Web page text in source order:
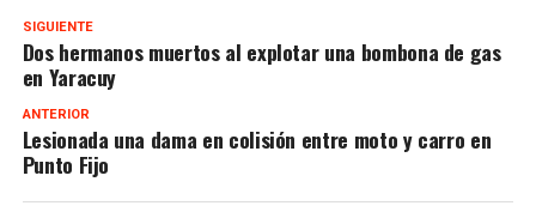
SIGUIENTE
Dos hermanos muertos al explotar una bombona de gas
en Yaracuy
ANTERIOR
Lesionada una dama en colisión entre moto y carro en
Punto Fijo